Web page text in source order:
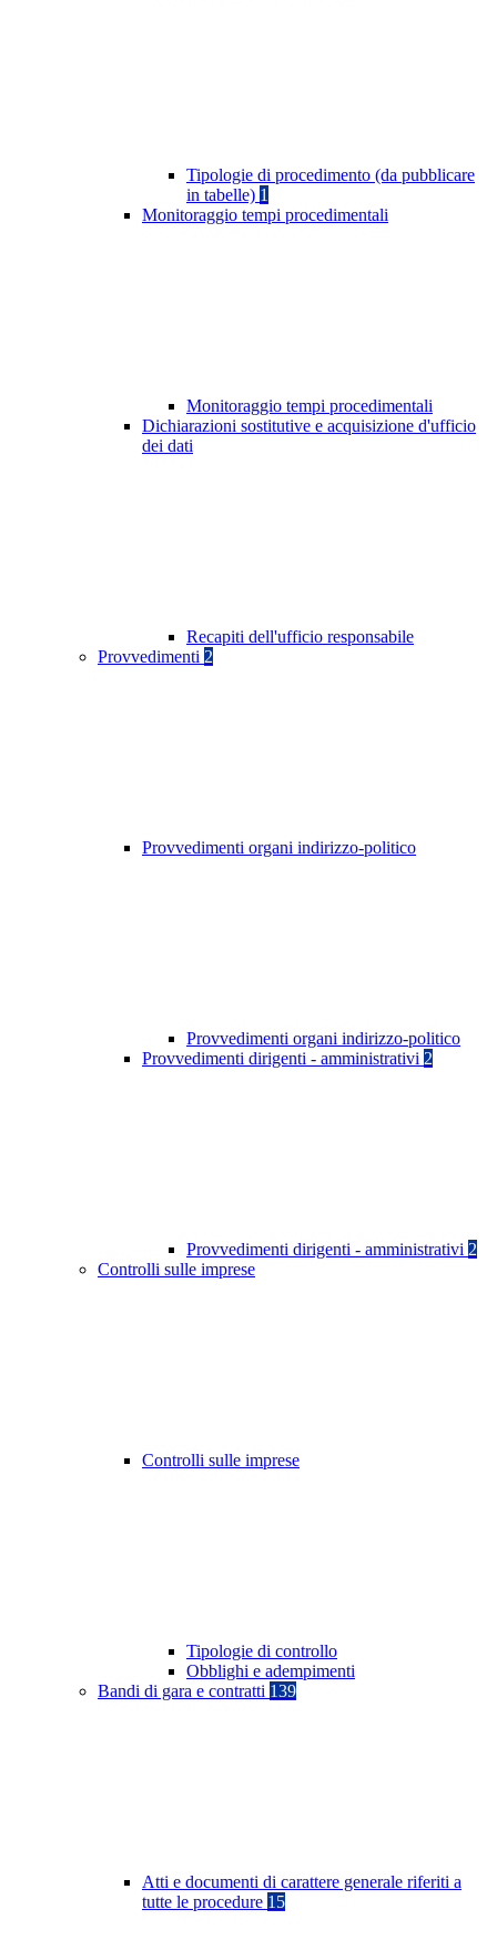
Tipologie di procedimento (da pubblicare
in tabelle) 1
Monitoraggio tempi procedimentali
Monitoraggio tempi procedimentali
Dichiarazioni sostitutive e acquisizione d'ufficio
dei dati
Recapiti dell'ufficio responsabile
Provvedimenti 2
Provvedimenti organi indirizzo-politico
Provvedimenti organi indirizzo-politico
Provvedimenti dirigenti - amministrativi 2
Provvedimenti dirigenti - amministrativi 2
Controlli sulle imprese
Controlli sulle imprese
Tipologie di controllo
Obblighi e adempimenti
Bandi di gara e contratti 139
Atti e documenti di carattere generale riferiti a
tutte le procedure 15